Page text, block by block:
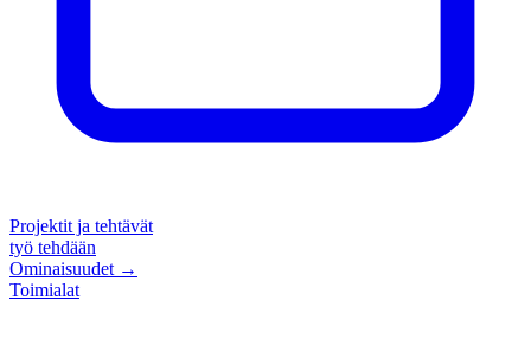
Projektit ja tehtävät
työ tehdään
Ominaisuudet →
Toimialat